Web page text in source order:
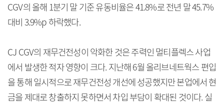
CGV의 올해 1분기 말 기준 유동비율은 41.8%로 전년 말 45.7%
대비 3.9%p 하락했다.
CJ CGV의 재무건전성이 악화한 것은 주력인 멀티플렉스 사업
에서 발생한 적자 영향이 크다. 지난해 6월 올리브네트웍스 편입
을 통해 일시적으로 재무건전성 개선에 성공했지만 본업에서 현
금을 제대로 창출하지 못하면서 차입 부담이 확대된 것이다. 실